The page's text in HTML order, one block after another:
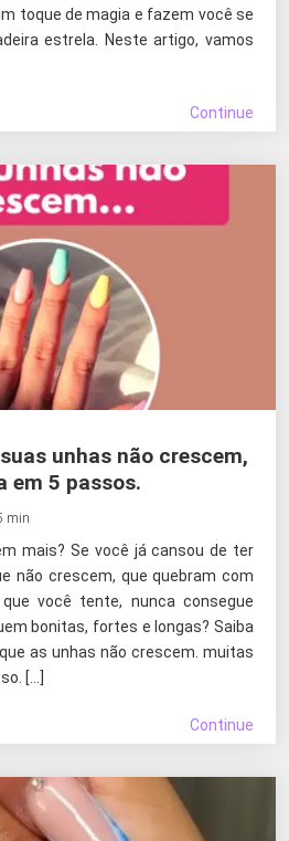
toque de magia e fazem você se
estrela. Neste artigo, vamos
Continue
unhas não crescem,
em 5 passos.
min
mais? Se você já cansou de ter
não crescem, que quebram com
você tente, nunca consegue
bonitas, fortes e longas? Saiba
as unhas não crescem. muitas
[…]
Continue